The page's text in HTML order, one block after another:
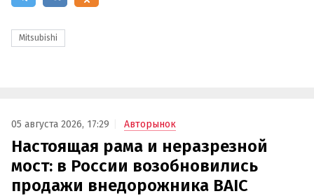
Mitsubishi
05 августа 2026, 17:29 Авторынок
Настоящая рама и неразрезной
мост: в России возобновились
продажи внедорожника BAIC